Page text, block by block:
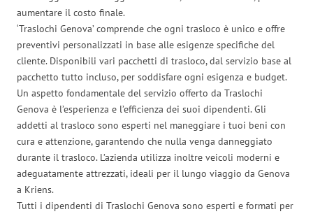
aumentare il costo finale.
‘Traslochi Genova’ comprende che ogni trasloco è unico e offre
preventivi personalizzati in base alle esigenze specifiche del
cliente. Disponibili vari pacchetti di trasloco, dal servizio base al
pacchetto tutto incluso, per soddisfare ogni esigenza e budget.
Un aspetto fondamentale del servizio offerto da Traslochi
Genova è l’esperienza e l’efficienza dei suoi dipendenti. Gli
addetti al trasloco sono esperti nel maneggiare i tuoi beni con
cura e attenzione, garantendo che nulla venga danneggiato
durante il trasloco. L’azienda utilizza inoltre veicoli moderni e
adeguatamente attrezzati, ideali per il lungo viaggio da Genova
a Kriens.
Tutti i dipendenti di Traslochi Genova sono esperti e formati per